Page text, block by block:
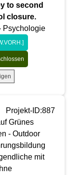
to second
closure.
Psychologie
Projekt-ID:887
Grünes
- Outdoor
mit